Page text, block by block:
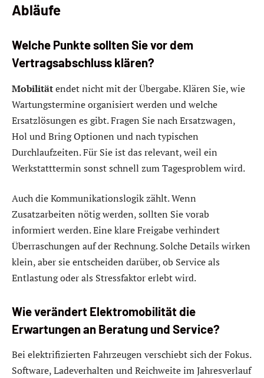
Abläufe
Welche Punkte sollten Sie vor dem
Vertragsabschluss klären?
Mobilitätendet nicht mit der Übergabe. Klären Sie, wie
Wartungstermine organisiert werden und welche
Ersatzlösungen es gibt. Fragen Sie nach Ersatzwagen,
Hol und Bring Optionen und nach typischen
Durchlaufzeiten. Für Sie ist das relevant, weil ein
Werkstatttermin sonst schnell zum Tagesproblem wird.
Auch die Kommunikationslogik zählt. Wenn
Zusatzarbeiten nötig werden, sollten Sie vorab
informiert werden. Eine klare Freigabe verhindert
Überraschungen auf der Rechnung. Solche Details wirken
klein, aber sie entscheiden darüber, ob Service als
Entlastung oder als Stressfaktor erlebt wird.
Wie verändert Elektromobilität die
Erwartungen an Beratung und Service?
Bei elektrifizierten Fahrzeugen verschiebt sich der Fokus.
Software, Ladeverhalten und Reichweite im Jahresverlauf